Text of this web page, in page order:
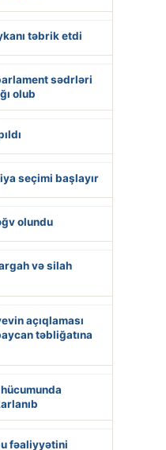
təbrik etdi
sədrləri
olub
seçimi başlayır
olundu
və silah
açıqlaması
təbliğatına
fəaliyyətini